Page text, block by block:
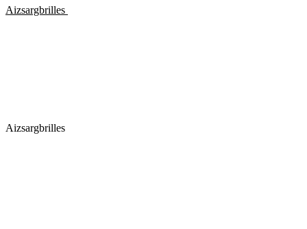
Aizsargbrilles
Aizsargbrilles